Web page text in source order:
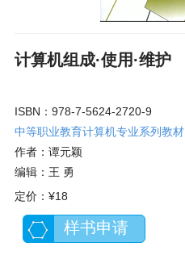
计算机组成·使用·维护
ISBN：978-7-5624-2720-9
中等职业教育计算机专业系列教材
作者：谭元颖
编辑：王 勇
定价： ¥18
样书申请